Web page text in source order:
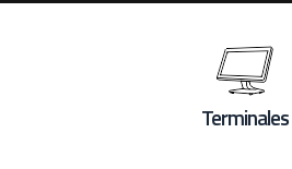
Terminales